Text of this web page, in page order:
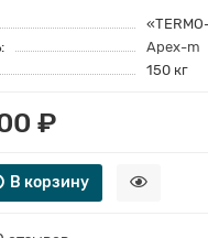
Apex-m
150 кг
₽
В корзину